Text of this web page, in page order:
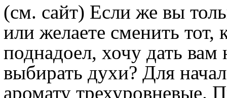
(см. сайт) Если же вы
или желаете сменить
поднадоел, хочу дать вам
выбирать духи? Для
аромату трехуровневые.